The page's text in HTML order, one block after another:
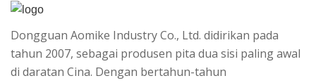
Dongguan Aomike Industry Co., Ltd. didirikan pada
tahun 2007, sebagai produsen pita dua sisi paling awal
di daratan Cina. Dengan bertahun-tahun